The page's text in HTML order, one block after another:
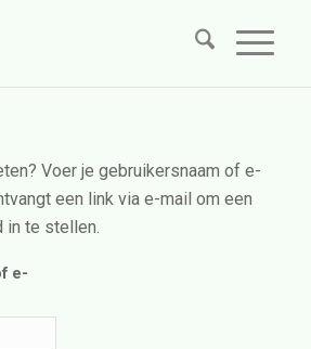
Voer je gebruikersnaam of e-
een link via e-mail om een
in te stellen.
e-